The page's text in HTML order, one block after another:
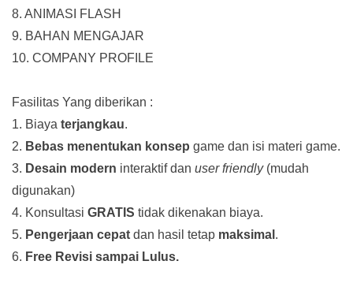
8. ANIMASI FLASH
9. BAHAN MENGAJAR
10. COMPANY PROFILE
Fasilitas Yang diberikan :
1. Biaya terjangkau.
2. Bebas menentukan konsep game dan isi materi game.
3. Desain modern interaktif dan user friendly(mudah
digunakan)
4. Konsultasi GRATIS tidak dikenakan biaya.
5. Pengerjaan cepat dan hasil tetap maksimal .
6. Free Revisi sampai Lulus.